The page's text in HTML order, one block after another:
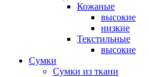
Кожаные
высокие
низкие
Текстильные
высокие
Сумки
Сумки из ткани